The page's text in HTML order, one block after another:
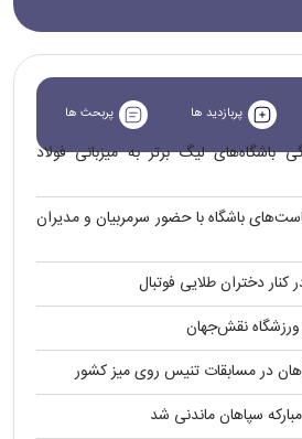
پربازدید ها پربحث ها
لیگ برتر به میزبانی فولاد
باشگاه با حضور سرمربیان و مدیران
دختران طلایی فوتبال
نقش‌جهان
در مسابقات تنیس روی میز کشور
سپاهان ماندنی شد